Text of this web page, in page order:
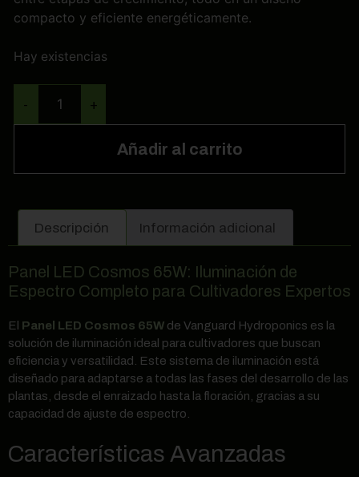
compacto y eficiente energéticamente.
Hay existencias
- +
Añadir al carrito
Descripción Información adicional
Panel LED Cosmos 65W: Iluminación de
Espectro Completo para Cultivadores Expertos
El Panel LED Cosmos 65W de Vanguard Hydroponics es la
solución de iluminación ideal para cultivadores que buscan
eficiencia y versatilidad. Este sistema de iluminación está
diseñado para adaptarse a todas las fases del desarrollo de las
plantas, desde el enraizado hasta la floración, gracias a su
capacidad de ajuste de espectro.
Características Avanzadas